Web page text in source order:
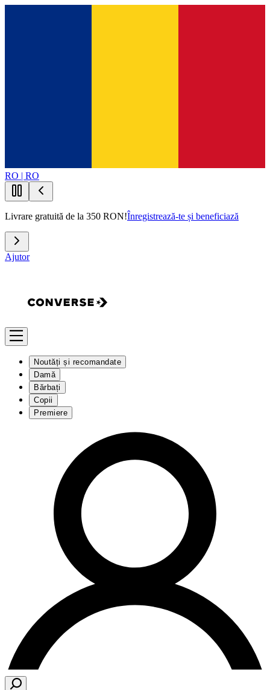
RO | RO
Livrare gratuită de la 350 RON!Înregistrează-te și beneficiază
Ajutor
Noutăți și recomandate
Damă
Bărbați
Copii
Premiere